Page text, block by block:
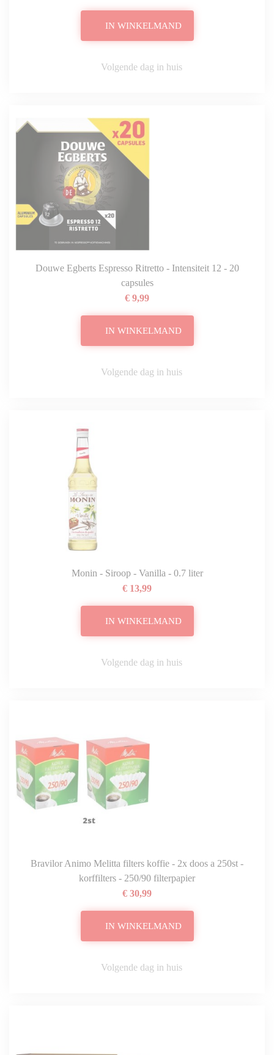
IN WINKELMAND
Volgende dag in huis
Douwe Egberts Espresso Ritretto - Intensiteit 12 - 20
capsules
€ 9,99
IN WINKELMAND
Volgende dag in huis
Monin - Siroop - Vanilla - 0.7 liter
€ 13,99
IN WINKELMAND
Volgende dag in huis
Bravilor Animo Melitta filters koffie - 2x doos a 250st -
korffilters - 250/90 filterpapier
€ 30,99
IN WINKELMAND
Volgende dag in huis